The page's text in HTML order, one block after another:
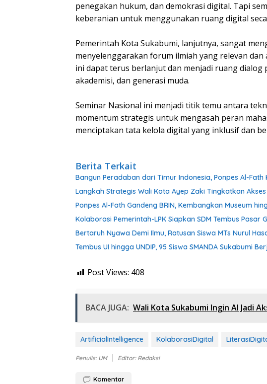
penegakan hukum, dan demokrasi digital. Tapi
keberanian untuk menggunakan ruang digital
‎Pemerintah Kota Sukabumi, lanjutnya, sangat
menyelenggarakan forum ilmiah yang relevan
ini dapat terus berlanjut dan menjadi ruang
akademisi, dan generasi muda.
‎Seminar Nasional ini menjadi titik temu antara
momentum strategis untuk mengasah peran
menciptakan tata kelola digital yang inklusif dan
Berita Terkait
Bangun Peradaban dari Timur Indonesia, Ponpes Al-Fath
Langkah Strategis Wali Kota Ayep Zaki Tingkatkan
Ponpes Al-Fath Gandeng BRIN, Kembangkan Museum
Kolaborasi Pemerintah-LPK Siapkan SDM Tembus Pasar
Bertaruh Nyawa Demi Ilmu, Ratusan Siswa MTs Nurul
Tembus UI hingga UNDIP, 95 Siswa SMANDA Sukabumi
Post Views: 408
BACA JUGA: Wali Kota Sukabumi Ingin AI Jadi
ArtificialIntelligence KolaborasiDigital
Penulis: UM Editor: Redaksi
Komentar